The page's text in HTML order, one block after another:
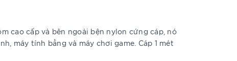
cao cấp và bên ngoài bện nylon cứng cáp, nó
máy tính bảng và máy chơi game. Cáp 1 mét